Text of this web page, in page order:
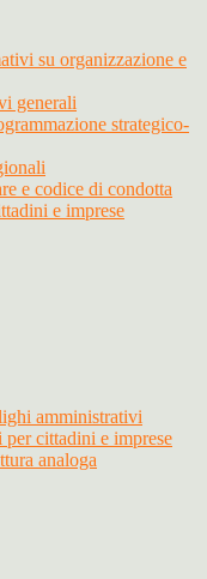
su organizzazione e
generali
strategico-
e codice di condotta
e imprese
amministrativi
cittadini e imprese
analoga